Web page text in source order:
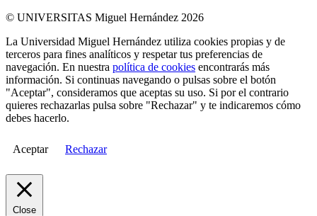
© UNIVERSITAS Miguel Hernández 2026
La Universidad Miguel Hernández utiliza cookies propias y de
terceros para fines analíticos y respetar tus preferencias de
navegación. En nuestra política de cookies encontrarás más
información. Si continuas navegando o pulsas sobre el botón
"Aceptar", consideramos que aceptas su uso. Si por el contrario
quieres rechazarlas pulsa sobre "Rechazar" y te indicaremos cómo
debes hacerlo.
Aceptar Rechazar
Close